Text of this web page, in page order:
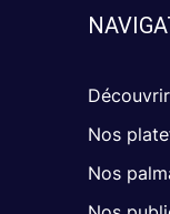
Nos
Nos